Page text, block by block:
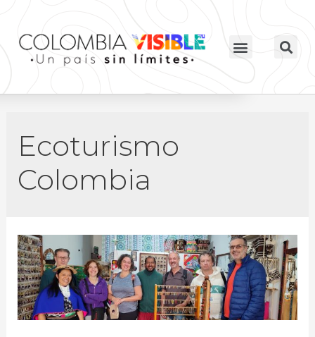
Ecoturismo
Colombia